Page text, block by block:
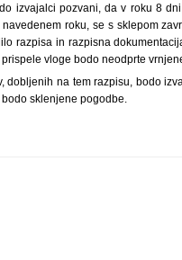
izvajalci pozvani, da v roku 8
roku, se s sklepom
razpisa in razpisna
vloge bodo neodprte
dobljenih na tem razpisu, bodo
sklenjene pogodbe.